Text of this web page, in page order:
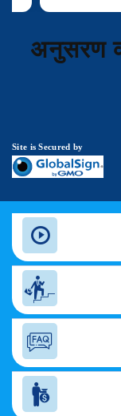
अनुसरण
Site is Secured by